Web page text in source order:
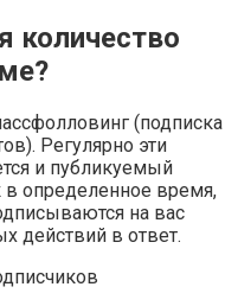
количество
(подписка
Регулярно эти
и публикуемый
в определенное время,
на вас
действий в ответ.